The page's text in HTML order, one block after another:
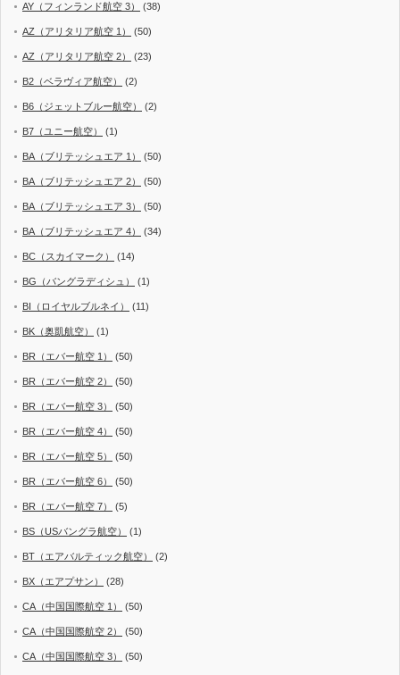
AY（フィンランド航空 3） (38)
AZ（アリタリア航空 1） (50)
AZ（アリタリア航空 2） (23)
B2（ベラヴィア航空） (2)
B6（ジェットブルー航空） (2)
B7（ユニー航空） (1)
BA（ブリテッシュエア 1） (50)
BA（ブリテッシュエア 2） (50)
BA（ブリテッシュエア 3） (50)
BA（ブリテッシュエア 4） (34)
BC（スカイマーク） (14)
BG（バングラディシュ） (1)
BI（ロイヤルブルネイ） (11)
BK（奥凱航空） (1)
BR（エバー航空 1） (50)
BR（エバー航空 2） (50)
BR（エバー航空 3） (50)
BR（エバー航空 4） (50)
BR（エバー航空 5） (50)
BR（エバー航空 6） (50)
BR（エバー航空 7） (5)
BS（USバングラ航空） (1)
BT（エアバルティック航空） (2)
BX（エアプサン） (28)
CA（中国国際航空 1） (50)
CA（中国国際航空 2） (50)
CA（中国国際航空 3） (50)